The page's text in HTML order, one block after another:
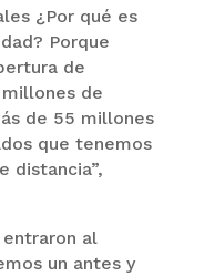
¿Por qué es
Porque
de
de
de 55 millones
que tenemos
distancia”,
entraron al
un antes y